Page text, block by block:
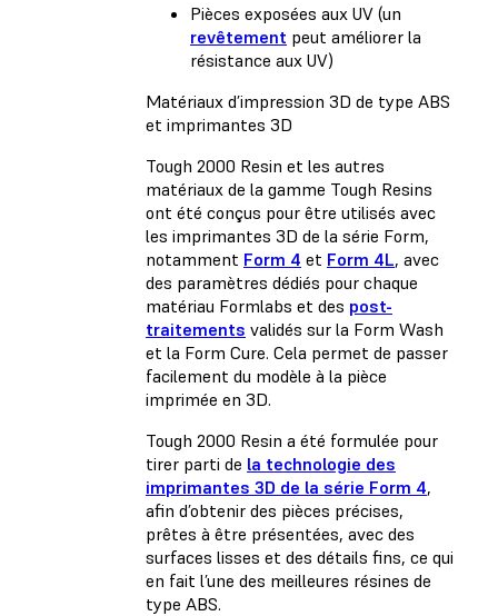
Pièces exposées aux UV (un
revêtement peut améliorer la
résistance aux UV)
Matériaux d’impression 3D de type ABS
et imprimantes 3D
Tough 2000 Resin et les autres
matériaux de la gamme Tough Resins
ont été conçus pour être utilisés avec
les imprimantes 3D de la série Form,
notamment Form 4 et Form 4L, avec
des paramètres dédiés pour chaque
matériau Formlabs et des post-
traitements validés sur la Form Wash
et la Form Cure. Cela permet de passer
facilement du modèle à la pièce
imprimée en 3D.
Tough 2000 Resin a été formulée pour
tirer parti de la technologie des
imprimantes 3D de la série Form 4,
afin d’obtenir des pièces précises,
prêtes à être présentées, avec des
surfaces lisses et des détails fins, ce qui
en fait l’une des meilleures résines de
type ABS.